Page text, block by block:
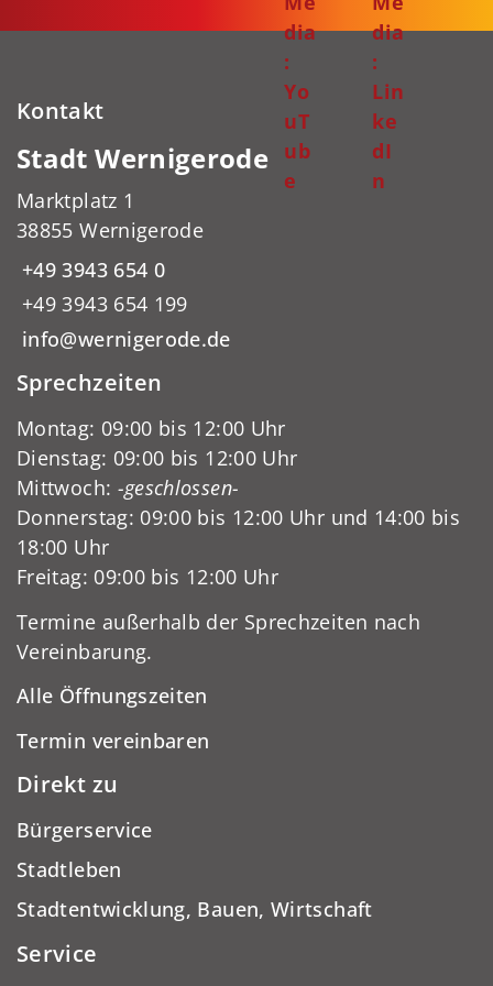
dia
:
Yo
uT
ub
e
dia
:
Lin
ke
dI
n
Kontakt
Stadt Wernigerode
Marktplatz 1
38855 Wernigerode
+49 3943 654 0
+49 3943 654 199
info@wernigerode.de
Sprechzeiten
Montag: 09:00 bis 12:00 Uhr
Dienstag: 09:00 bis 12:00 Uhr
Mittwoch: -geschlossen-
Donnerstag: 09:00 bis 12:00 Uhr und 14:00 bis
18:00 Uhr
Freitag: 09:00 bis 12:00 Uhr
Termine außerhalb der Sprechzeiten nach
Vereinbarung.
Alle Öffnungszeiten
Termin vereinbaren
Direkt zu
Bürgerservice
Stadtleben
Stadtentwicklung, Bauen, Wirtschaft
Service